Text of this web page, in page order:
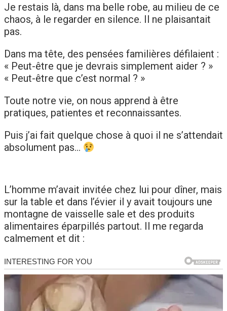
Je restais là, dans ma belle robe, au milieu de ce
chaos, à le regarder en silence. Il ne plaisantait
pas.
Dans ma tête, des pensées familières défilaient :
« Peut-être que je devrais simplement aider ? »
« Peut-être que c’est normal ? »
Toute notre vie, on nous apprend à être
pratiques, patientes et reconnaissantes.
Puis j’ai fait quelque chose à quoi il ne s’attendait
absolument pas…
L’homme m’avait invitée chez lui pour dîner, mais
sur la table et dans l’évier il y avait toujours une
montagne de vaisselle sale et des produits
alimentaires éparpillés partout. Il me regarda
calmement et dit :